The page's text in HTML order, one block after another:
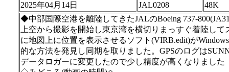
2025年04月14日
JAL0208
48K
◆中部国際空港を離陸してきたJALのBoeing 737-
上空から撮影を開始し東京湾を横切りまっすぐ着陸し
に地図上に位置を表示させるソフト(VIRB.edit)が
的な方法を発見し同期を取りました。GPSのログは
データロガーに変更したので少し精度が高くなりました